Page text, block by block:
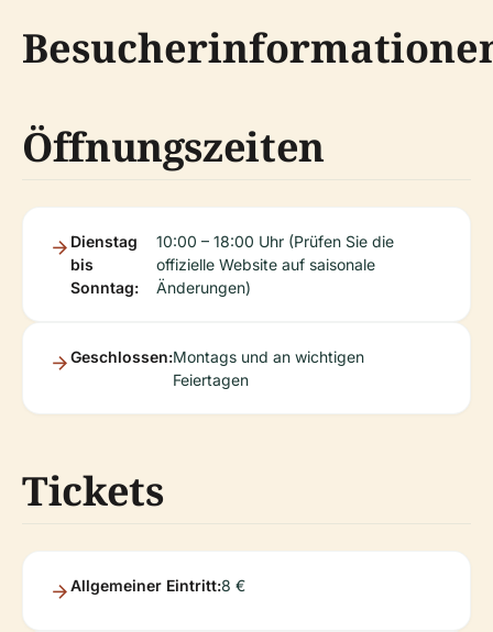
Öffnungszeiten
Dienstag
bis
Sonntag:
10:00 – 18:00 Uhr (Prüfen Sie die
offizielle Website auf saisonale
Änderungen)
Geschlossen:Montags und an wichtigen
Feiertagen
Tickets
Allgemeiner Eintritt:8 €